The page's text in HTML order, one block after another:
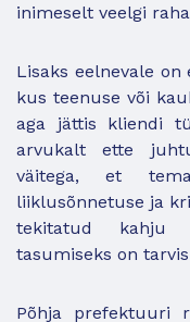
inimeselt veelgi
Lisaks eelnevale
kus teenuse või
aga jättis kliendi
arvukalt ette
väitega, et
liiklusõnnetuse ja
tekitatud kahju
tasumiseks on
Põhja prefektuuri